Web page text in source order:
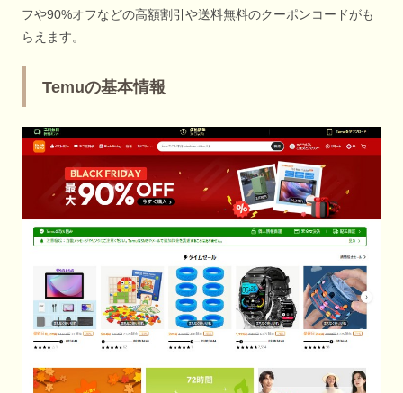
フや90%オフなどの高額割引や送料無料のクーポンコードがも
らえます。
Temuの基本情報